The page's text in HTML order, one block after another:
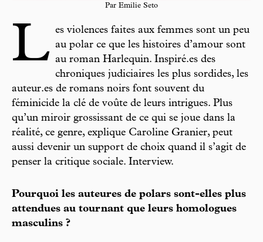
Par Emilie Seto
L
es violences faites aux femmes sont un peu
au polar ce que les histoires d’amour sont
au roman Harlequin. Inspiré.es des
chroniques judiciaires les plus sordides, les
auteur.es de romans noirs font souvent du
féminicide la clé de voûte de leurs intrigues. Plus
qu’un miroir grossissant de ce qui se joue dans la
réalité, ce genre, explique Caroline Granier, peut
aussi devenir un support de choix quand il s’agit de
penser la critique sociale. Interview.
Pourquoi les auteures de polars sont-elles plus
attendues au tournant que leurs homologues
masculins ?